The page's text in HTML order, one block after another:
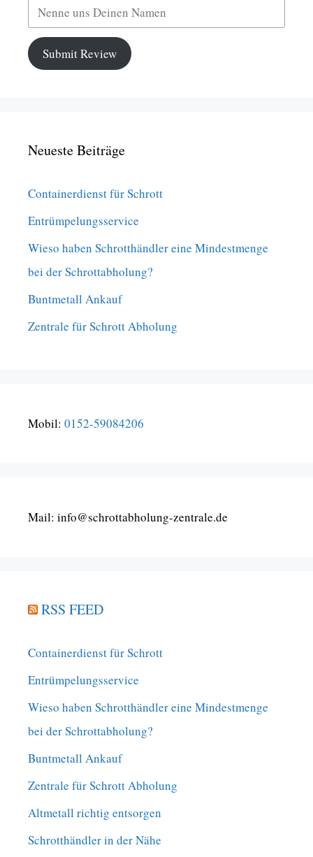
Submit Review
Neueste Beiträge
Containerdienst für Schrott
Entrümpelungsservice
Wieso haben Schrotthändler eine Mindestmenge
bei der Schrottabholung?
Buntmetall Ankauf
Zentrale für Schrott Abholung
Mobil: 0152-59084206
Mail: info@schrottabholung-zentrale.de
RSS FEED
Containerdienst für Schrott
Entrümpelungsservice
Wieso haben Schrotthändler eine Mindestmenge
bei der Schrottabholung?
Buntmetall Ankauf
Zentrale für Schrott Abholung
Altmetall richtig entsorgen
Schrotthändler in der Nähe